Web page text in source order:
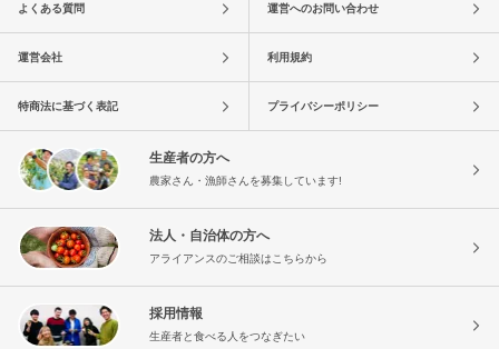
よくある質問 運営へのお問い合わせ
運営会社 利用規約
特商法に基づく表記 プライバシーポリシー
生産者の方へ
農家さん・漁師さんを募集しています!
法人・自治体の方へ
アライアンスのご相談はこちらから
採用情報
生産者と食べる人をつなぎたい